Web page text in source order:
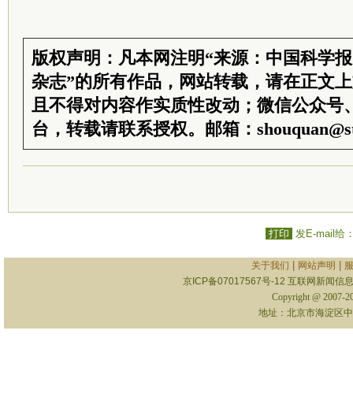
版权声明：凡本网注明“来源：中国科学
杂志”的所有作品，网站转载，请在正文
且不得对内容作实质性改动；微信公众号
台，转载请联系授权。邮箱：
打印 发E-mail给
关于我们 网站声明
京ICP备07017567号-12 互联网新闻信
Copyright @ 2007-
地址：北京市海淀区